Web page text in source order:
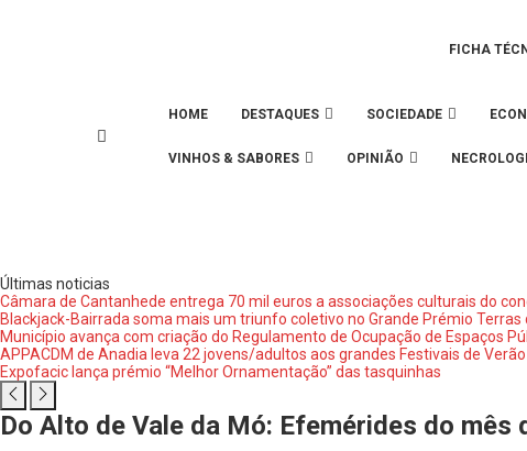
FICHA
HOME DESTAQUES SOCIEDADE
VINHOS & SABORES OPINIÃO
Últimas noticias
Câmara de Cantanhede entrega 70 mil euros a associações culturais do
Blackjack-Bairrada soma mais um triunfo coletivo no Grande Prémio
Município avança com criação do Regulamento de Ocupação de Espaços
APPACDM de Anadia leva 22 jovens/adultos aos grandes Festivais de Verão
Expofacic lança prémio “Melhor Ornamentação” das tasquinhas
Do Alto de Vale da Mó: Efemérides do